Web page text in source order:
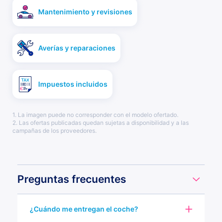
Mantenimiento y revisiones
Averías y reparaciones
Impuestos incluidos
1. La imagen puede no corresponder con el modelo ofertado.
2. Las ofertas publicadas quedan sujetas a disponibilidad y a las
campañas de los proveedores.
Preguntas frecuentes
¿Cuándo me entregan el coche?